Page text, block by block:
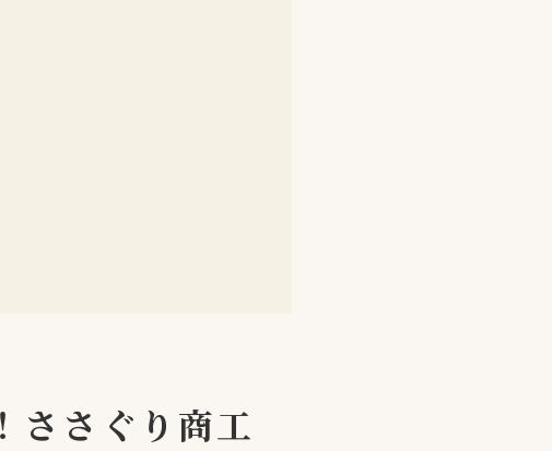
ささぐり商工